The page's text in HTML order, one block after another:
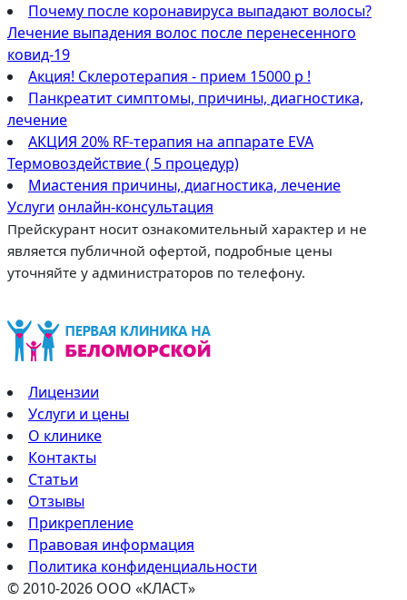
Почему после коронавируса выпадают волосы?
Лечение выпадения волос после перенесенного
ковид-19
Акция! Склеротерапия - прием 15000 р !
Панкреатит симптомы, причины, диагностика,
лечение
АКЦИЯ 20% RF-терапия на аппарате EVA
Термовоздействие ( 5 процедур)
Миастения причины, диагностика, лечение
Услуги онлайн-консультация
Прейскурант носит ознакомительный характер и не
является публичной офертой, подробные цены
уточняйте у администраторов по телефону.
Лицензии
Услуги и цены
О клинике
Контакты
Статьи
Отзывы
Прикрепление
Правовая информация
Политика конфиденциальности
© 2010-2026 ООО «КЛАСТ»